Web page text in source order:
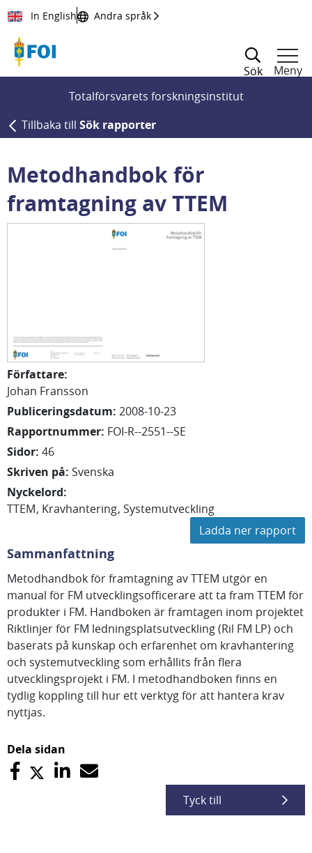
Till innehållet
In English Andra språk
Sök
Meny
Totalförsvarets forskningsinstitut
Tillbaka till Sök rapporter
Metodhandbok för
framtagning av TTEM
Författare:
Johan Fransson
Publiceringsdatum: 2008-10-23
Rapportnummer: FOI-R--2551--SE
Sidor: 46
Skriven på: Svenska
Nyckelord:
TTEM Kravhantering Systemutveckling
Ladda ner rapport
Sammanfattning
Metodhandbok för framtagning av TTEM utgör en
manual för FM utvecklingsofficerare att ta fram TTEM för
produkter i FM. Handboken är framtagen inom projektet
Riktlinjer för FM ledningsplatsutveckling (Ril FM LP) och
baserats på kunskap och erfarenhet om kravhantering
och systemutveckling som erhållits från flera
utvecklingsprojekt i FM. I metodhandboken finns en
tydlig koppling till hur ett verktyg för att hantera krav
nyttjas.
Dela sidan
Tyck till